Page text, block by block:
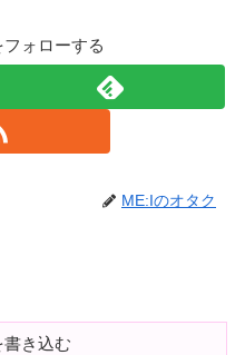
ォローする
ME:Iのオタク
書き込む